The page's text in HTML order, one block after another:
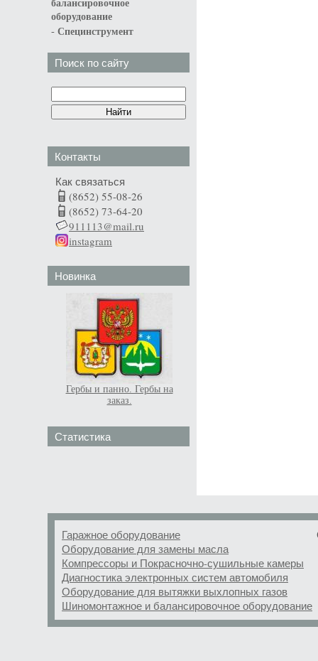
балансировочное
оборудование
- Специнструмент
Поиск по сайту
Контакты
Как связаться
(8652) 55-08-26
(8652) 73-64-20
911113@mail.ru
instagram
Новинка
Гербы и панно. Гербы на
заказ.
Статистика
Гаражное оборудование
Оборудование для замены масла
Компрессоры и Покрасночно-сушильные камеры
Диагностика электронных систем автомобиля
Оборудование для вытяжки выхлопных газов
Шиномонтажное и балансировочное оборудование